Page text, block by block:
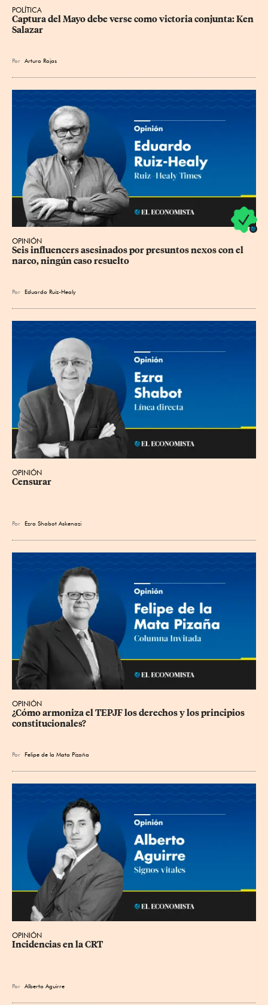
POLÍTICA
Captura del Mayo debe verse como victoria conjunta: Ken
Salazar
Por Arturo Rojas
OPINIÓN
Seis influencers asesinados por presuntos nexos con el
narco, ningún caso resuelto
Por Eduardo Ruiz-Healy
OPINIÓN
Censurar
Por Ezra Shabot Askenazi
OPINIÓN
¿Cómo armoniza el TEPJF los derechos y los principios
constitucionales?
Por Felipe de la Mata Pizaña
OPINIÓN
Incidencias en la CRT
Por Alberto Aguirre